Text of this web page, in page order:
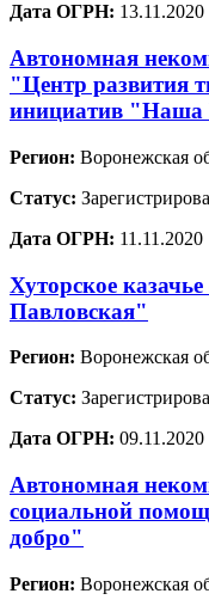
Дата ОГРН: 13.11.2020
Автономная
"Центр развития
инициатив "Наша
Регион: Воронежская
Статус:
Дата ОГРН: 11.11.2020
Хуторское
Павловская"
Регион: Воронежская
Статус:
Дата ОГРН: 09.11.2020
Автономная
социальной
добро"
Регион: Воронежская